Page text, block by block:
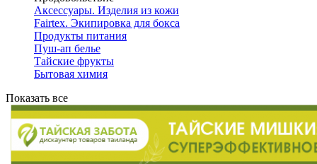
Аксессуары. Изделия из кожи
Fairtex. Экипировка для бокса
Продукты питания
Пуш-ап белье
Тайские фрукты
Бытовая химия
Показать все